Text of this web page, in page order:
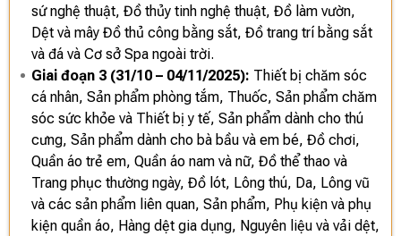
sứ nghệ thuật, Đồ thủy tinh nghệ thuật, Đồ làm vườn,
Dệt và mây Đồ thủ công bằng sắt, Đồ trang trí bằng sắt
và đá và Cơ sở Spa ngoài trời.
Giai đoạn 3 (31/10 – 04/11/2025): Thiết bị chăm sóc
cá nhân, Sản phẩm phòng tắm, Thuốc, Sản phẩm chăm
sóc sức khỏe và Thiết bị y tế, Sản phẩm dành cho thú
cưng, Sản phẩm dành cho bà bầu và em bé, Đồ chơi,
Quần áo trẻ em, Quần áo nam và nữ, Đồ thể thao và
Trang phục thường ngày, Đồ lót, Lông thú, Da, Lông vũ
và các sản phẩm liên quan, Sản phẩm, Phụ kiện và phụ
kiện quần áo, Hàng dệt gia dụng, Nguyên liệu và vải dệt,